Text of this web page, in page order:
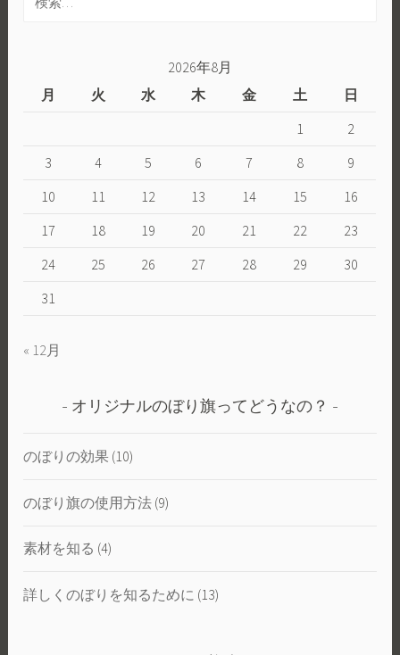
索:
2026年8月
月
火 水 木 金 土
日
1
2
3
4 5 6 7 8
9
10
11 12 13 14 15
16
17
18 19 20 21 22
23
24
25 26 27 28 29
30
31
« 12月
オリジナルのぼり旗ってどうなの？
のぼりの効果 (10)
のぼり旗の使用方法 (9)
素材を知る (4)
詳しくのぼりを知るために (13)